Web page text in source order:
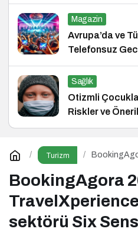
Magazin
Avrupa’da ve
Telefonsuz
Sağlık
Otizmli
Riskler ve
Turizm
BookingAgora
sektörü Six